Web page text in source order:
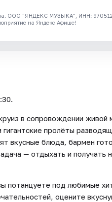
ООО "ЯНДЕКС МУЗЫКА", ИНН:
на Яндекс Афише!
в сопровождении живой
пролёты
вкусные блюда, бармен
— отдыхать и получать
потанцуете под любимые
оцените